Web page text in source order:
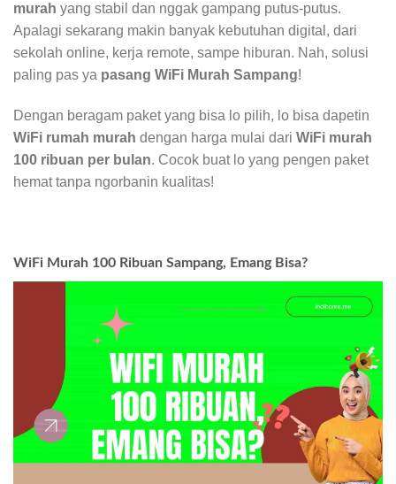
murah yang stabil dan nggak gampang putus-putus.
Apalagi sekarang makin banyak kebutuhan digital, dari
sekolah online, kerja remote, sampe hiburan. Nah, solusi
paling pas ya pasang WiFi Murah Sampang!
Dengan beragam paket yang bisa lo pilih, lo bisa dapetin
WiFi rumah murah dengan harga mulai dari WiFi murah
100 ribuan per bulan. Cocok buat lo yang pengen paket
hemat tanpa ngorbanin kualitas!
WiFi Murah 100 Ribuan Sampang, Emang Bisa?